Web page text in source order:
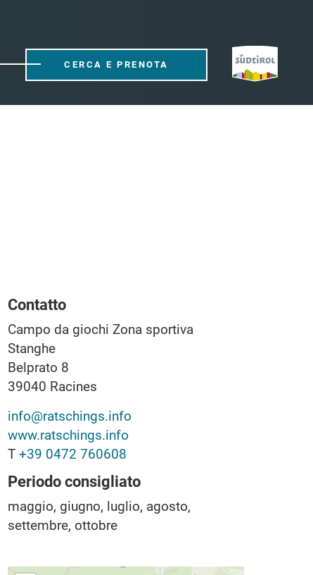
CERCA E PRENOTA
Contatto
Campo da giochi Zona sportiva
Stanghe
Belprato 8
39040 Racines
info@ratschings.info
www.ratschings.info
T +39 0472 760608
Periodo consigliato
maggio, giugno, luglio, agosto,
settembre, ottobre